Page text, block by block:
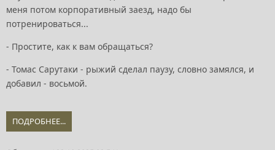
меня потом корпоративный заезд, надо бы
потренироваться...
- Простите, как к вам обращаться?
- Томас Сарутаки - рыжий сделал паузу, словно замялся, и
добавил - восьмой.
ПОДРОБНЕЕ...